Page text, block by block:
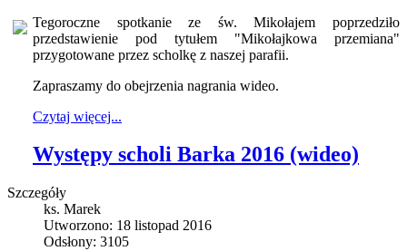
Tegoroczne spotkanie ze św. Mikołajem poprzedziło
przedstawienie pod tytułem "Mikołajkowa przemiana"
przygotowane przez scholkę z naszej parafii.
Zapraszamy do obejrzenia nagrania wideo.
Czytaj więcej...
Występy scholi Barka 2016 (wideo)
Szczegóły
ks. Marek
Utworzono: 18 listopad 2016
Odsłony: 3105